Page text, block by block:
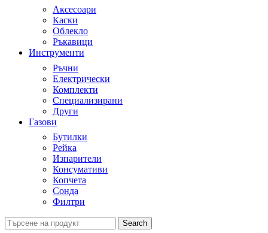
Аксесоари
Каски
Облекло
Ръкавици
Инструменти
Ръчни
Електрически
Комплекти
Специализирани
Други
Газови
Бутилки
Рейка
Изпарители
Консумативи
Копчета
Сонда
Филтри
Search